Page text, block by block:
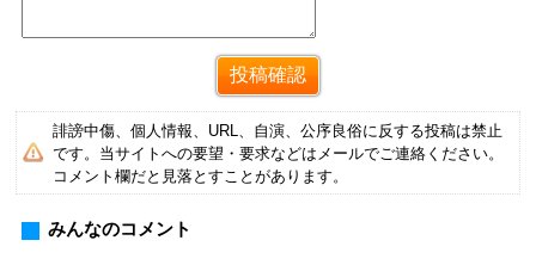
誹謗中傷、個人情報、URL、自演、公序良俗に反する投稿は禁止
です。当サイトへの要望・要求などはメールでご連絡ください。
コメント欄だと見落とすことがあります。
みんなのコメント